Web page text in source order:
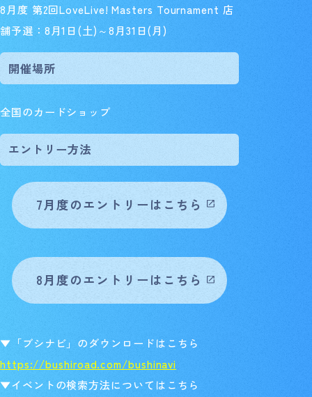
8月度 第2回LoveLive! Masters Tournament 店
舗予選：8月1日(土)～8月31日(月)
開催場所
全国のカードショップ
エントリー方法
7月度のエントリーはこちら
8月度のエントリーはこちら
▼「ブシナビ」のダウンロードはこちら
https://bushiroad.com/bushinavi
▼イベントの検索方法についてはこちら